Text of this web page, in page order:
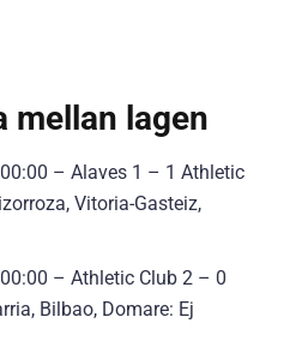
mellan lagen
– Alaves 1 – 1 Athletic
Vitoria-Gasteiz,
– Athletic Club 2 – 0
Bilbao, Domare: Ej